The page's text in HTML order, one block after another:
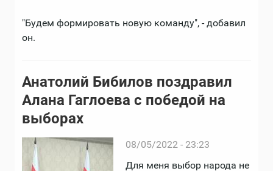
"Будем формировать новую команду", - добавил
он.
Анатолий Бибилов поздравил
Алана Гаглоева с победой на
выборах
08/05/2022 - 23:23
Для меня выбор народа не